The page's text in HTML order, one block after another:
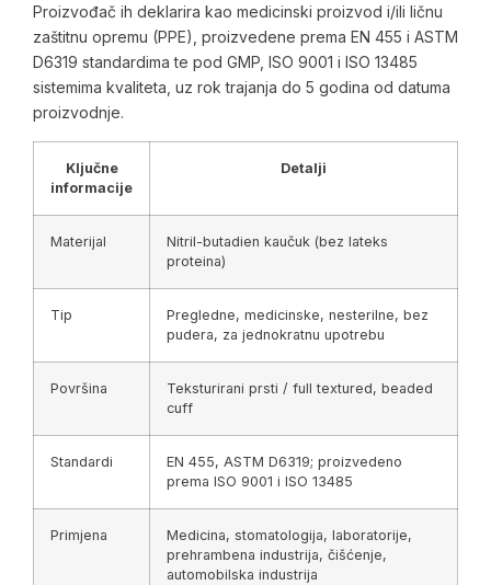
Proizvođač ih deklarira kao medicinski proizvod i/ili ličnu
zaštitnu opremu (PPE), proizvedene prema EN 455 i ASTM
D6319 standardima te pod GMP, ISO 9001 i ISO 13485
sistemima kvaliteta, uz rok trajanja do 5 godina od datuma
proizvodnje.
Ključne
informacije
Detalji
Materijal
Nitril-butadien kaučuk (bez lateks
proteina)
Tip
Pregledne, medicinske, nesterilne, bez
pudera, za jednokratnu upotrebu
Površina
Teksturirani prsti / full textured, beaded
cuff
Standardi
EN 455, ASTM D6319; proizvedeno
prema ISO 9001 i ISO 13485
Primjena
Medicina, stomatologija, laboratorije,
prehrambena industrija, čišćenje,
automobilska industrija